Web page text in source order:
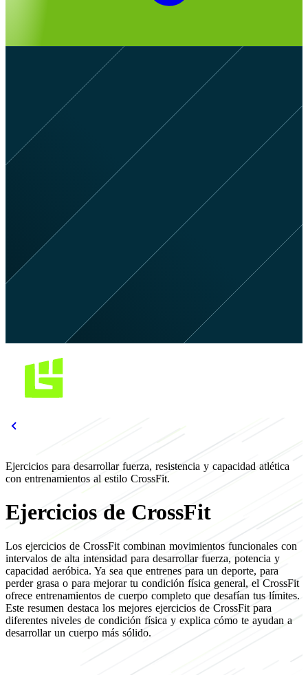
Ejercicios para desarrollar fuerza, resistencia y capacidad atlética
con entrenamientos al estilo CrossFit.
Ejercicios de CrossFit
Los ejercicios de CrossFit combinan movimientos funcionales con
intervalos de alta intensidad para desarrollar fuerza, potencia y
capacidad aeróbica. Ya sea que entrenes para un deporte, para
perder grasa o para mejorar tu condición física general, el CrossFit
ofrece entrenamientos de cuerpo completo que desafían tus límites.
Este resumen destaca los mejores ejercicios de CrossFit para
diferentes niveles de condición física y explica cómo te ayudan a
desarrollar un cuerpo más sólido.